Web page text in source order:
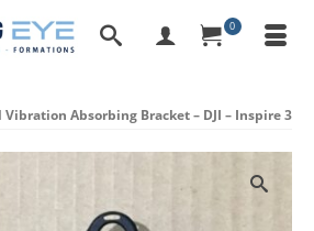
0
Absorbing Bracket – DJI – Inspire 3